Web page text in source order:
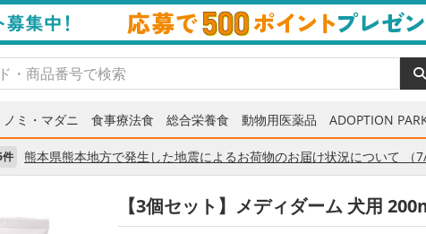
ノミ・マダニ 食事療法食 総合栄養食 動物用医薬品 ADOPTION
熊本県熊本地方で発生した地震によるお荷物のお届け状況について （7/
【3個セット】メディダーム 犬用